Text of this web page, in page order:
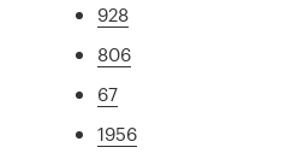
928
806
67
1956